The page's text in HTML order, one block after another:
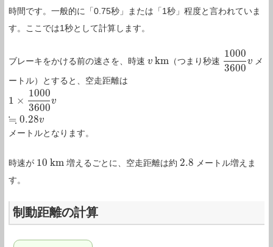
時間です。一般的に「0.75秒」または「1秒」程度と言われていま
す。ここでは1秒として計算します。
ブレーキをかける前の速さを、時速 v km
vkm （つまり秒速
1000
3600
v
10003600v
メ
ートル）とすると、空走距離は
1 ×
1000
3600
v
≒ 0.28v
1 ×10003600
メートルとなります。
時速が 10 km
10km 増えるごとに、空走距離は約 2.8
2.8
メートル増えま
す。
制動距離の計算